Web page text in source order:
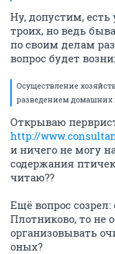
Ну, допустим,
троих, но ведь
по своим делам
вопрос будет
Осуществление
разведением домашних
Открываю
http://www.consultant.ru/document/
и ничего не могу
содержания
читаю??
Ещё вопрос созрел:
Плотниково, то не
организовывать
оных?